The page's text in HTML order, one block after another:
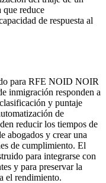
que reduce
de respuesta al
para RFE NOID NOIR
inmigración responden a
y puntaje
de
reducir los tiempos de
abogados y crear una
de cumplimiento. El
para integrarse con
y para preservar la
el rendimiento.